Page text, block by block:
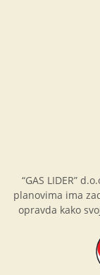
“GAS LIDER”
planovima ima
opravda kako